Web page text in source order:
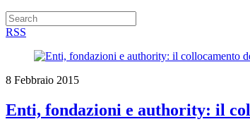
RSS
8 Febbraio 2015
Enti, fondazioni e authority: il